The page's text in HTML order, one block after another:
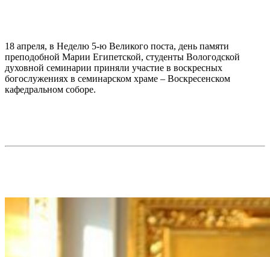
18 апреля, в Неделю 5-ю Великого поста, день памяти
преподобной Марии Египетской, студенты Вологодской
духовной семинарии приняли участие в воскресных
богослужениях в семинарском храме – Воскресенском
кафедральном соборе.